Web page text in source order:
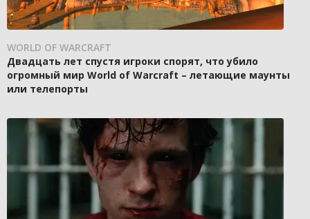
WORLD OF WARCRAFT
Двадцать лет спустя игроки спорят, что убило
огромный мир World of Warcraft – летающие маунты
или телепорты